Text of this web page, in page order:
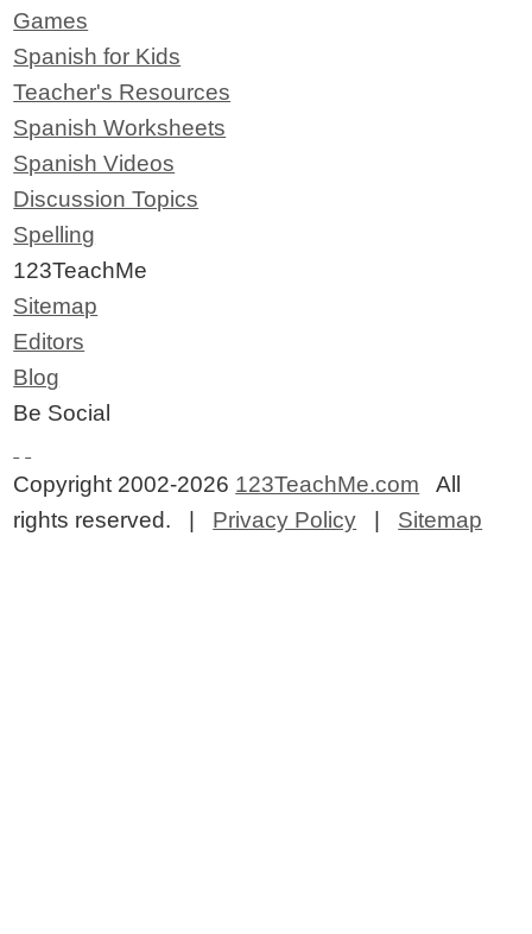
Games
Spanish for Kids
Teacher's Resources
Spanish Worksheets
Spanish Videos
Discussion Topics
Spelling
123TeachMe
Sitemap
Editors
Blog
Be Social
Copyright 2002-2026 123TeachMe.com All
rights reserved. | Privacy Policy Sitemap